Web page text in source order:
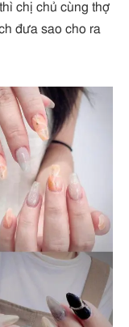
chị chủ cùng thợ
đưa sao cho ra